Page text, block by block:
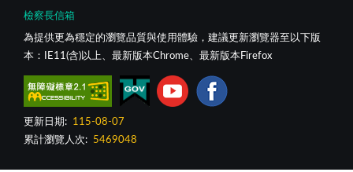
檢察長信箱
為提供更為穩定的瀏覽品質與使用體驗，建議更新瀏覽器至以下版
本：IE11(含)以上、最新版本Chrome、最新版本Firefox
更新日期:
115-08-07
累計瀏覽人次:
5469048